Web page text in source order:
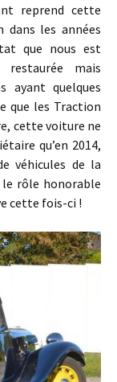
reprend cette
les années
que nous est
mais
ayant quelques
que les Traction
cette voiture ne
qu’en 2014,
véhicules de la
le rôle honorable
cette fois-ci !